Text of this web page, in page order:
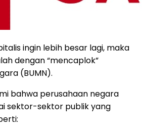
ingin lebih besar lagi, maka
dengan “mencaplok”
(BUMN).
bahwa perusahaan negara
sektor-sektor publik yang